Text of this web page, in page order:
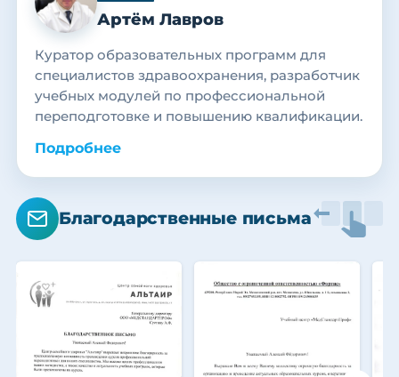
Артём Лавров
Куратор образовательных программ для
специалистов здравоохранения, разработчик
учебных модулей по профессиональной
переподготовке и повышению квалификации.
Подробнее
Благодарственные письма